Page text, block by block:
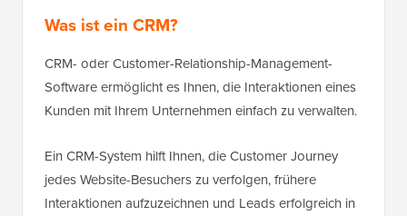
Was ist ein CRM?
CRM- oder Customer-Relationship-Management-
Software ermöglicht es Ihnen, die Interaktionen eines
Kunden mit Ihrem Unternehmen einfach zu verwalten.
Ein CRM-System hilft Ihnen, die Customer Journey
jedes Website-Besuchers zu verfolgen, frühere
Interaktionen aufzuzeichnen und Leads erfolgreich in